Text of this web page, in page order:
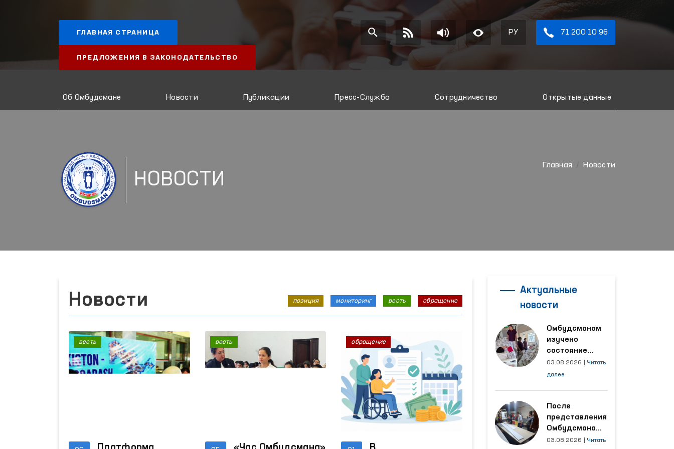
ГЛАВНАЯ СТРАНИЦА
ПРЕДЛОЖЕНИЯ В ЗАКОНОДАТЕЛЬСТВО
РУ 71 200 10 96
Об Омбудсмане Новости Публикации Пресс-Служба Сотрудничество Открытые данные
НОВОСТИ
Главная Новости
Новости позиция мониторинг весть обращение
весть весть обращение
Актуальные
новости
Омбудсманом
изучено
состояние
женщины,
пострадавшей от
области
03.08.2026
Читать
далее
После
представления
Омбудсмана
улучшены
03.08.2026
Читать